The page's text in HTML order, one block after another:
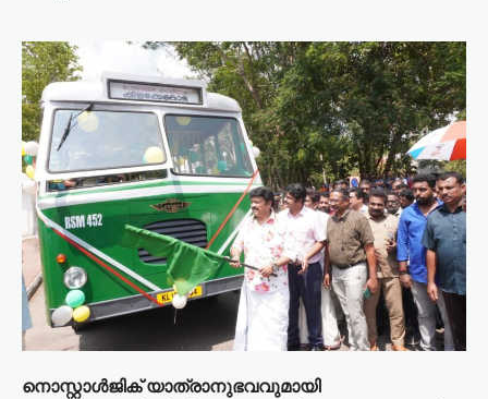
നൊസ്റ്റാൾജിക് യാത്രാനുഭവവുമായി